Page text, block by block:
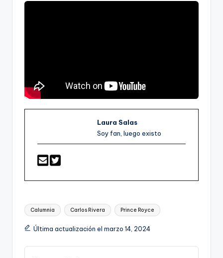
Laura Salas
Soy fan, luego existo
Etiquetas:
Calumnia Carlos Rivera Prince Royce
Última actualización el marzo 14, 2024